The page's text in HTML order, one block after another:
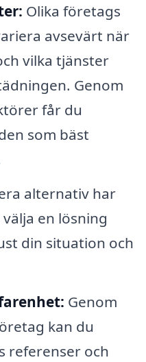
Olika företags
avsevärt när
vilka tjänster
Genom
får du
som bäst
alternativ har
en lösning
din situation och
Genom
kan du
referenser och